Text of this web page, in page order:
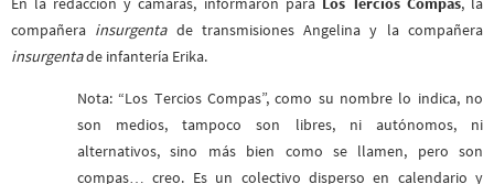
compañera insurgentade transmisiones Angelina y la compañera
insurgentade infantería Erika.
Nota: “Los Tercios Compas”, como su nombre lo indica, no
son medios, tampoco son libres, ni autónomos, ni
alternativos, sino más bien como se llamen, pero son
compas… creo. Es un colectivo disperso en calendario y